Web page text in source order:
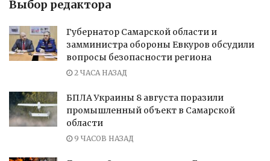
Выбор редактора
Губернатор Самарской области и
замминистра обороны Евкуров обсудили
вопросы безопасности региона
2 ЧАСА НАЗАД
БПЛА Украины 8 августа поразили
промышленный объект в Самарской
области
9 ЧАСОВ НАЗАД